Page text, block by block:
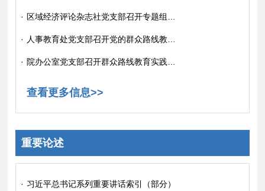
· 区域经济评论杂志社党支部召开专题组织生活会
· 人事教育处党支部召开党的群众路线教育实践活动专题组织生活会
· 院办公室党支部召开群众路线教育实践活动专题组织生活会
查看更多信息>>
重要论述
· 习近平总书记系列重要讲话索引（部分）